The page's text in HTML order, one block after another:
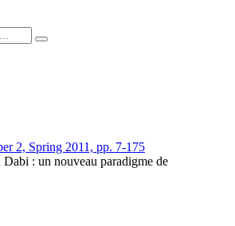
2, Spring 2011, pp. 7-175
: un nouveau paradigme de